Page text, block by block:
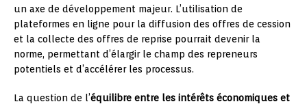
un axe de développement majeur. L’utilisation de
plateformes en ligne pour la diffusion des offres de cession
et la collecte des offres de reprise pourrait devenir la
norme, permettant d’élargir le champ des repreneurs
potentiels et d’accélérer les processus.
La question de l’équilibre entre les intérêts économiques et